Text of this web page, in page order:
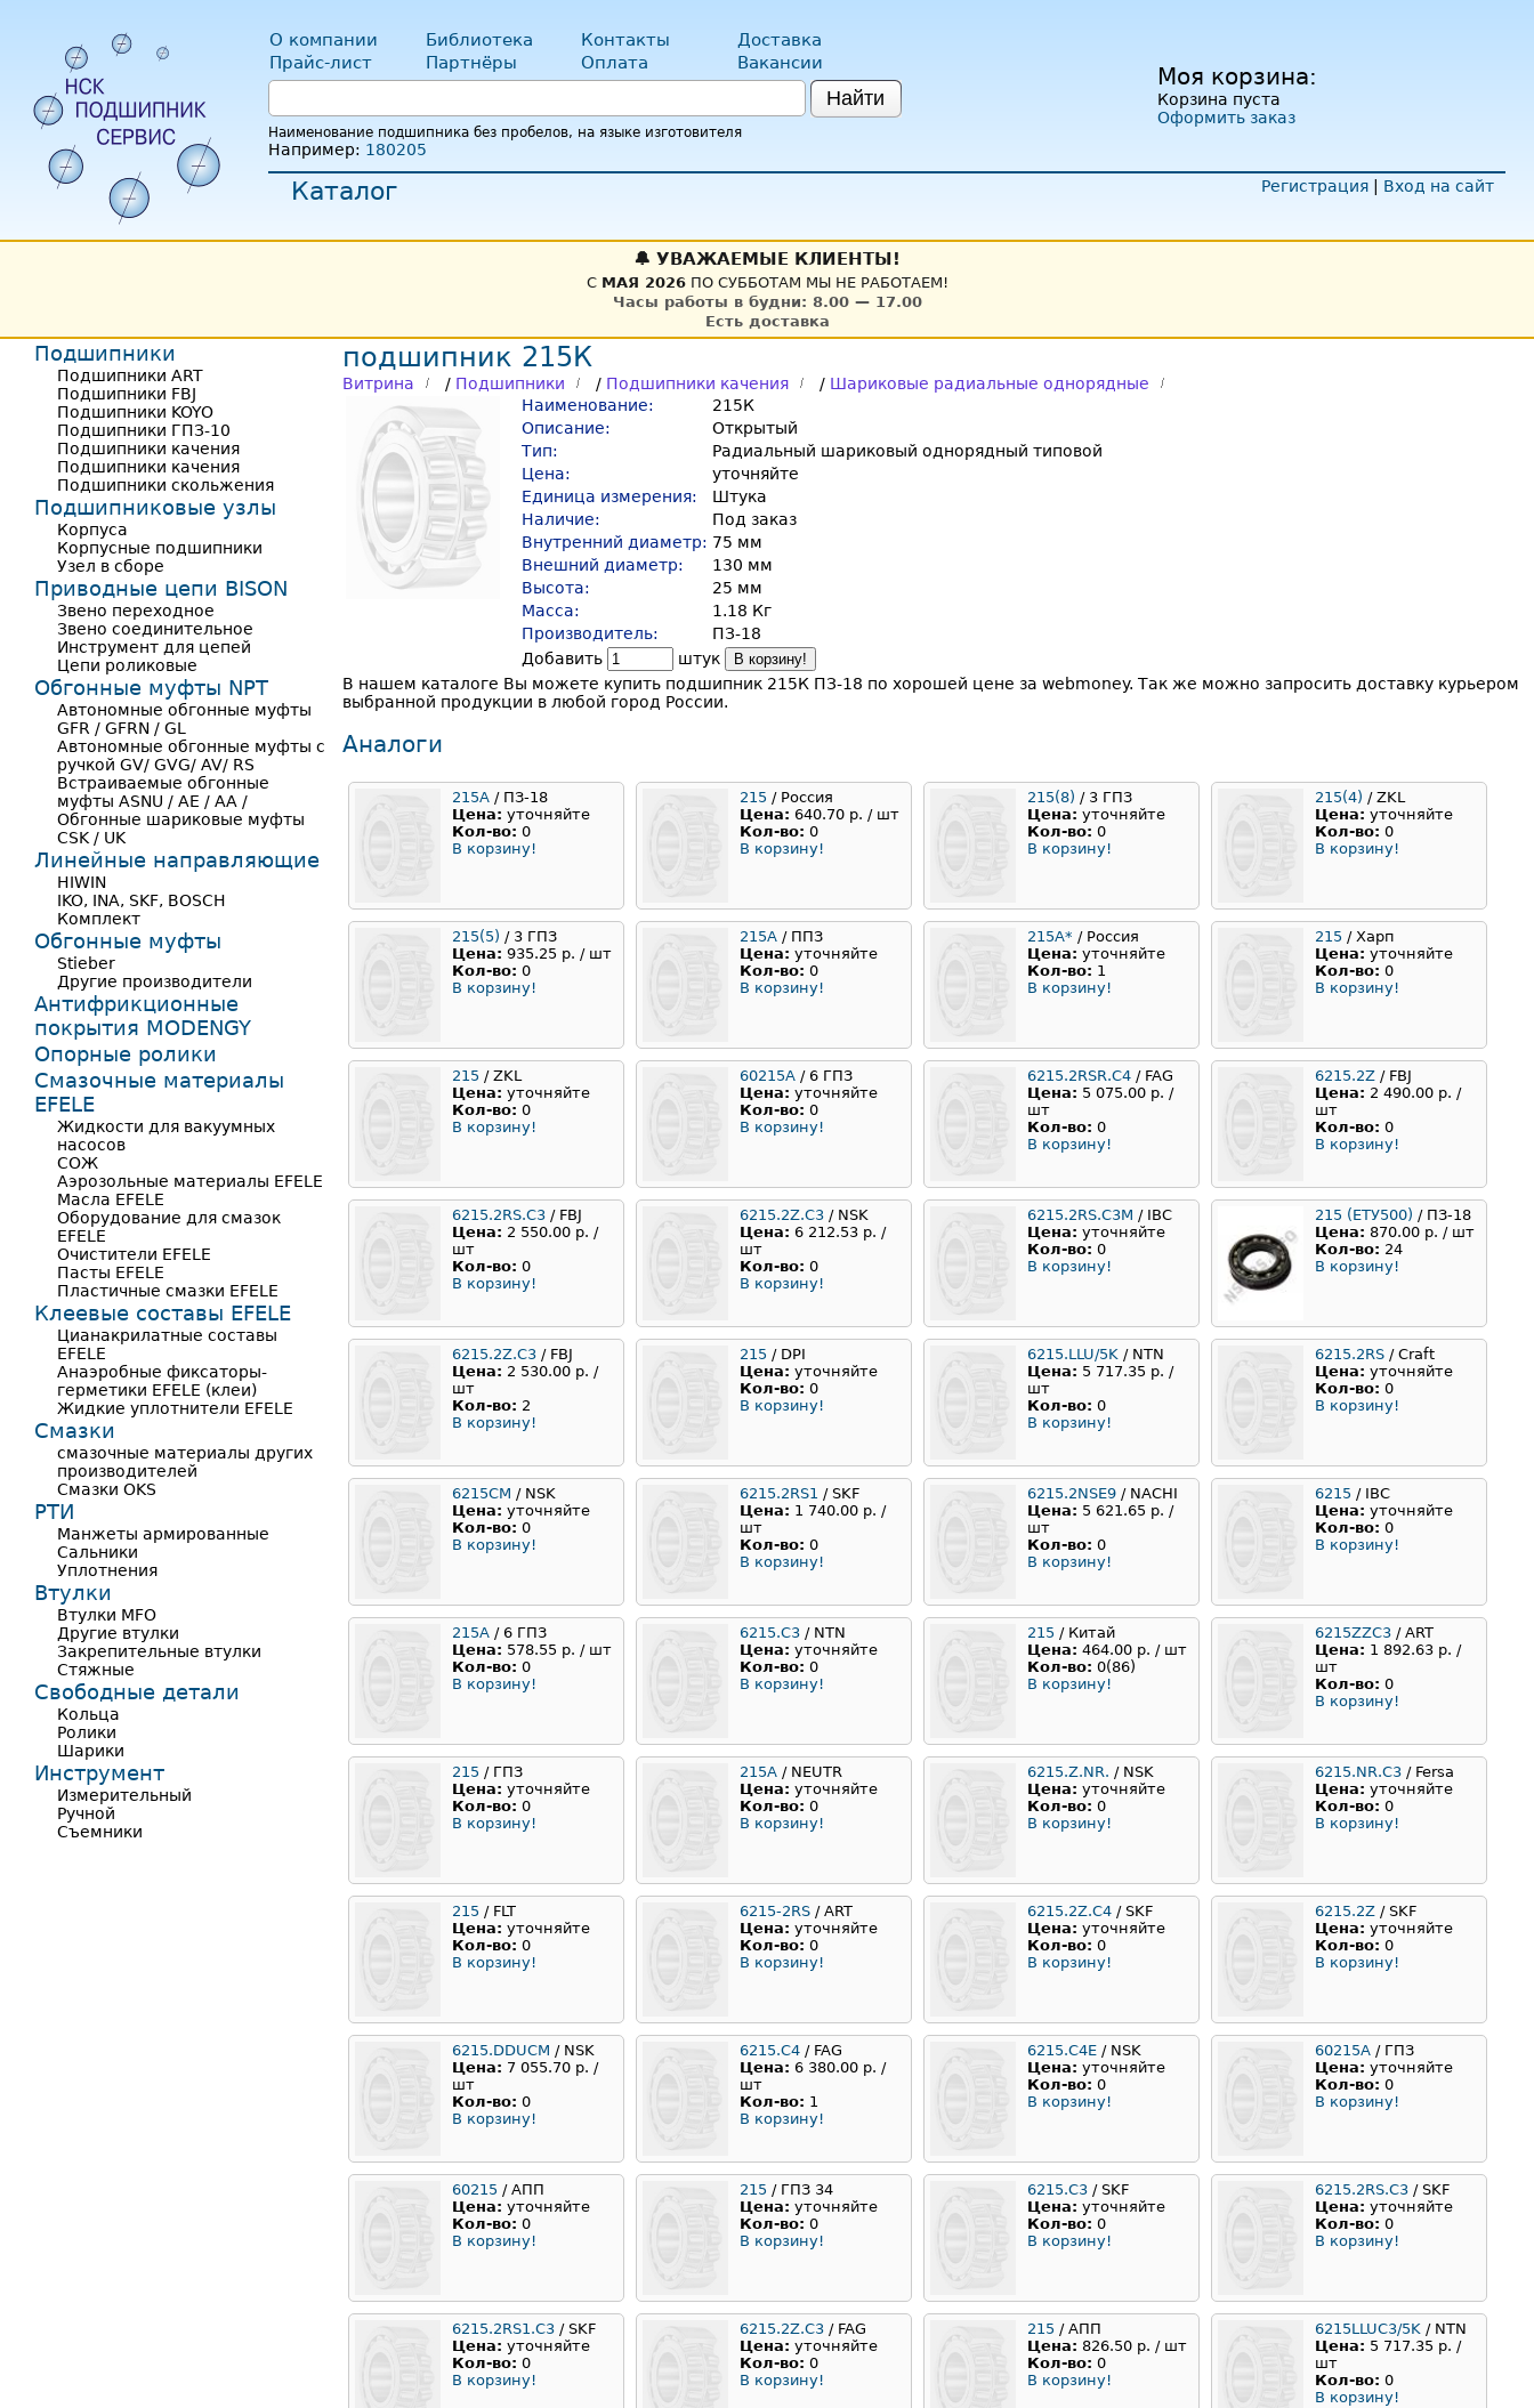
Моя корзина:
Корзина пуста
Оформить заказ
О компании Библиотека Контакты
Доставка
Прайс-лист
Партнёры Оплата Вакансии
Найти
Наименование подшипника без пробелов, на языке изготовителя
Например: 180205
Регистрация
Вход на сайт
Каталог
🔔 УВАЖАЕМЫЕ КЛИЕНТЫ!
С МАЯ 2026ПО СУББОТАМ МЫ НЕ РАБОТАЕМ!
Часы работы в будни: 8.00 — 17.00
Есть доставка
подшипник 215К
Витрина / Подшипники / Подшипники качения / Шариковые радиальные однорядные
Наименование:
215К
Описание:
Открытый
Тип:
Радиальный шариковый однорядный типовой
Цена:
уточняйте
Единица измерения:
Штука
Наличие:
Под заказ
Внутренний диаметр: 75 мм
Внешний диаметр:
130 мм
Высота:
25 мм
Масса:
1.18 Кг
Производитель:
ПЗ-18
Добавить
штук В корзину!
В нашем каталоге Вы можете купить подшипник 215К ПЗ-18 по хорошей цене за webmoney. Так же можно запросить доставку курьером
выбранной продукции в любой город России.
Аналоги
215А / ПЗ-18
Цена: уточняйте
Кол-во: 0
В корзину!
215 / Россия
Цена: 640.70 р. / шт
Кол-во: 0
В корзину!
215(8) / 3 ГПЗ
Цена: уточняйте
Кол-во: 0
В корзину!
215(4) / ZKL
Цена: уточняйте
Кол-во: 0
В корзину!
215(5) / 3 ГПЗ
Цена: 935.25 р. / шт
Кол-во: 0
В корзину!
215А / ППЗ
Цена: уточняйте
Кол-во: 0
В корзину!
215А* / Россия
Цена: уточняйте
Кол-во: 1
В корзину!
215 / Харп
Цена: уточняйте
Кол-во: 0
В корзину!
215 / ZKL
Цена: уточняйте
Кол-во: 0
В корзину!
60215А / 6 ГПЗ
Цена: уточняйте
Кол-во: 0
В корзину!
6215.2RSR.С4 / FAG
Цена: 5 075.00 р. /
шт
Кол-во: 0
В корзину!
6215.2Z / FBJ
Цена: 2 490.00 р. /
шт
Кол-во: 0
В корзину!
6215.2RS.C3 / FBJ
Цена: 2 550.00 р. /
шт
Кол-во: 0
В корзину!
6215.2Z.C3 / NSK
Цена: 6 212.53 р. /
шт
Кол-во: 0
В корзину!
6215.2RS.C3M / IBC
Цена: уточняйте
Кол-во: 0
В корзину!
215 (ЕТУ500) / ПЗ-18
Цена: 870.00 р. / шт
Кол-во: 24
В корзину!
6215.2Z.C3 / FBJ
Цена: 2 530.00 р. /
шт
Кол-во: 2
В корзину!
215 / DPI
Цена: уточняйте
Кол-во: 0
В корзину!
6215.LLU/5K / NTN
Цена: 5 717.35 р. /
шт
Кол-во: 0
В корзину!
6215.2RS / Craft
Цена: уточняйте
Кол-во: 0
В корзину!
6215CM / NSK
Цена: уточняйте
Кол-во: 0
В корзину!
6215.2RS1 / SKF
Цена: 1 740.00 р. /
шт
Кол-во: 0
В корзину!
6215.2NSE9 / NACHI
Цена: 5 621.65 р. /
шт
Кол-во: 0
В корзину!
6215 / IBC
Цена: уточняйте
Кол-во: 0
В корзину!
215A / 6 ГПЗ
Цена: 578.55 р. / шт
Кол-во: 0
В корзину!
6215.C3 / NTN
Цена: уточняйте
Кол-во: 0
В корзину!
215 / Китай
Цена: 464.00 р. / шт
Кол-во: 0(86)
В корзину!
6215ZZC3 / ART
Цена: 1 892.63 р. /
шт
Кол-во: 0
В корзину!
215 / ГПЗ
Цена: уточняйте
Кол-во: 0
В корзину!
215А / NEUTR
Цена: уточняйте
Кол-во: 0
В корзину!
6215.Z.NR. / NSK
Цена: уточняйте
Кол-во: 0
В корзину!
6215.NR.C3 / Fersa
Цена: уточняйте
Кол-во: 0
В корзину!
215 / FLT
Цена: уточняйте
Кол-во: 0
В корзину!
6215-2RS / ART
Цена: уточняйте
Кол-во: 0
В корзину!
6215.2Z.C4 / SKF
Цена: уточняйте
Кол-во: 0
В корзину!
6215.2Z / SKF
Цена: уточняйте
Кол-во: 0
В корзину!
6215.DDUCM / NSK
Цена: 7 055.70 р. /
шт
Кол-во: 0
В корзину!
6215.C4 / FAG
Цена: 6 380.00 р. /
шт
Кол-во: 1
В корзину!
6215.C4E / NSK
Цена: уточняйте
Кол-во: 0
В корзину!
60215А / ГПЗ
Цена: уточняйте
Кол-во: 0
В корзину!
60215 / АПП
Цена: уточняйте
Кол-во: 0
В корзину!
215 / ГПЗ 34
Цена: уточняйте
Кол-во: 0
В корзину!
6215.C3 / SKF
Цена: уточняйте
Кол-во: 0
В корзину!
6215.2RS.C3 / SKF
Цена: уточняйте
Кол-во: 0
В корзину!
6215.2RS1.C3 / SKF
Цена: уточняйте
Кол-во: 0
В корзину!
6215.2Z.C3 / FAG
Цена: уточняйте
Кол-во: 0
В корзину!
215 / АПП
Цена: 826.50 р. / шт
Кол-во: 0
В корзину!
6215LLUC3/5K / NTN
Цена: 5 717.35 р. /
шт
Кол-во: 0
В корзину!
Подшипники
Подшипники ART
Подшипники FBJ
Подшипники KOYO
Подшипники ГПЗ-10
Подшипники качения
Подшипники качения
Подшипники скольжения
Подшипниковые узлы
Корпуса
Корпусные подшипники
Узел в сборе
Приводные цепи BISON
Звено переходное
Звено соединительное
Инструмент для цепей
Цепи роликовые
Обгонные муфты NPT
Автономные обгонные муфты
GFR / GFRN / GL
Автономные обгонные муфты с
ручкой GV/ GVG/ AV/ RS
Встраиваемые обгонные
муфты ASNU / AE / AA /
Обгонные шариковые муфты
CSK / UK
Линейные направляющие
HIWIN
IKO, INA, SKF, BOSCH
Комплект
Обгонные муфты
Stieber
Другие производители
Антифрикционные
покрытия MODENGY
Опорные ролики
Смазочные материалы
EFELE
Жидкости для вакуумных
насосов
СОЖ
Аэрозольные материалы EFELE
Масла EFELE
Оборудование для смазок
EFELE
Очистители EFELE
Пасты EFELE
Пластичные смазки EFELE
Клеевые составы EFELE
Цианакрилатные составы
EFELE
Анаэробные фиксаторы-
герметики EFELE (клеи)
Жидкие уплотнители EFELE
Смазки
смазочные материалы других
производителей
Смазки OKS
РТИ
Манжеты армированные
Сальники
Уплотнения
Втулки
Втулки MFO
Другие втулки
Закрепительные втулки
Стяжные
Свободные детали
Кольца
Ролики
Шарики
Инструмент
Измерительный
Ручной
Съемники